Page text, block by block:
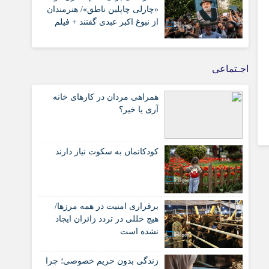
«چارلی چاپلین ناطق»/ هنرمندان
از نبوغ اکبر عبدی گفتند + فیلم
اجـتماعی
همراهی مردان در کارهای خانه
آری یا خیر؟
کودکانمان به سکوت نیاز دارند
برقراری امنیت در همه مرزها/
هیچ‌ خللی در تردد زائران ایجاد
نشده است
زندگی بدون حریم خصوصی؛ چرا